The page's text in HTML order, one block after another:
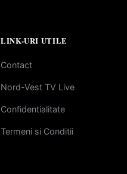
LINK-URI UTILE
Contact
Nord-Vest TV Live
Confidentialitate
Termeni si Conditii